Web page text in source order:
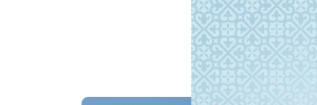
حجز موعد
الفتوى الهاتفية